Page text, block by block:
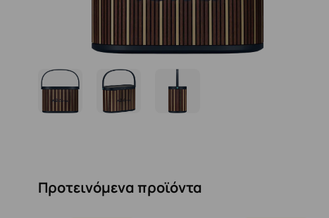
Προτεινόμενα προϊόντα